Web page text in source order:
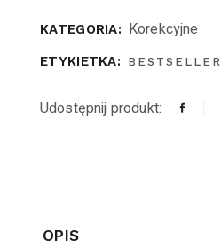
KATEGORIA: Korekcyjne
ETYKIETKA: BESTSELLER
Udostępnij produkt:
OPIS